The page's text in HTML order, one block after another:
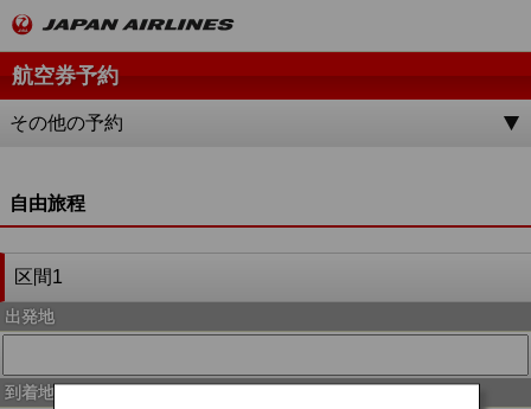
航空券予約
その他の予約
自由旅程
区間1
出発地
到着地